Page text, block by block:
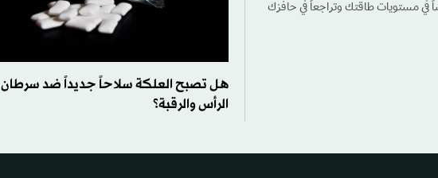
في مستويات طاقتك وتراجعاً في حافزك
هل تصبح العلكة سلاحاً جديداً ضد سرطان
الرأس والرقبة؟